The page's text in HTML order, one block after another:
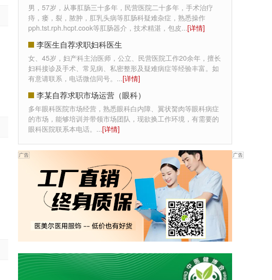
男，57岁，从事肛肠三十多年，民营医院二十多年，手术治疗
痔，瘘，裂，脓肿，肛乳头病等肛肠科疑难杂症，熟悉操作
pph.tst.rph.hcpt.cook等肛肠器介，技术精湛，包皮...[详情]
李医生自荐求职妇科医生
女、45岁，妇产科主治医师，公立、民营医院工作20余年，擅长
妇科接诊及手术、常见病、私密整形及疑难病症等经验丰富。如
有意请联系，电话微信同号。 ...[详情]
李某自荐求职市场运营（眼科）
多年眼科医院市场经营，熟悉眼科白内障、翼状胬肉等眼科病症
的市场，能够培训并带领市场团队，现欲换工作环境，有需要的
眼科医院联系本电话。 ...[详情]